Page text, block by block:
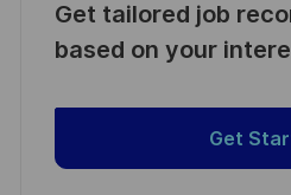
Get tailored job
based on your
Get